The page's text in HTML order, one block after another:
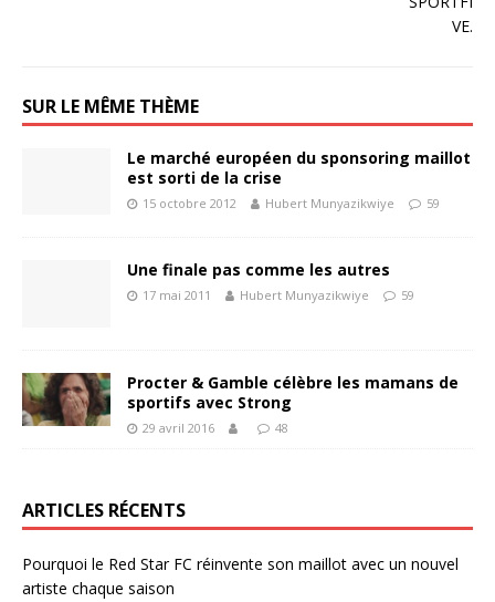
SUR LE MÊME THÈME
Le marché européen du sponsoring maillot
est sorti de la crise
15 octobre 2012 Hubert Munyazikwiye 59
Une finale pas comme les autres
17 mai 2011 Hubert Munyazikwiye 59
Procter & Gamble célèbre les mamans de
sportifs avec Strong
29 avril 2016 48
ARTICLES RÉCENTS
Pourquoi le Red Star FC réinvente son maillot avec un nouvel
artiste chaque saison